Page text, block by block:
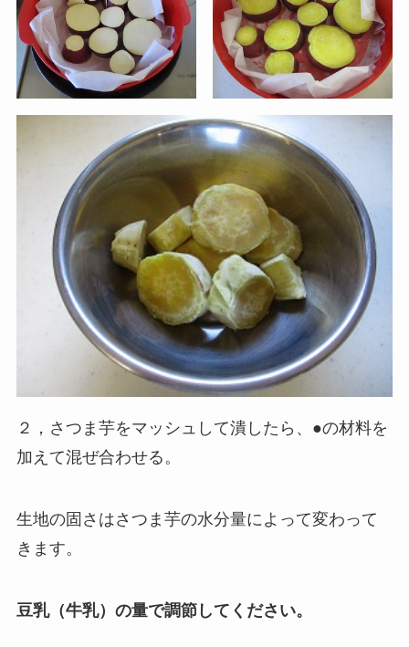
２，さつま芋をマッシュして潰したら、●の材料を
加えて混ぜ合わせる。
生地の固さはさつま芋の水分量によって変わって
きます。
豆乳（牛乳）の量で調節してください。